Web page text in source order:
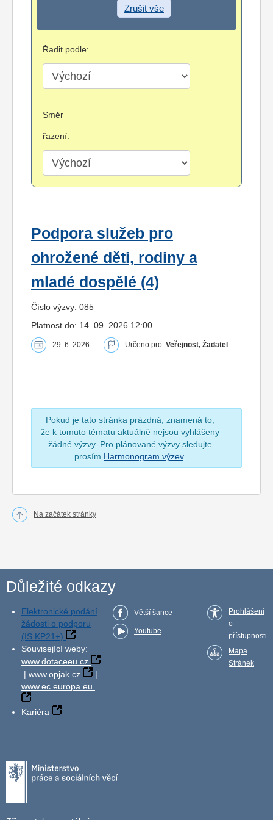
Zrušit vše
Řadit podle:
Směr
řazení:
Podpora služeb pro
ohrožené děti, rodiny a
mladé dospělé (4)
Číslo výzvy: 085
Platnost do: 14. 09. 2026 12:00
29. 6. 2026 Určeno pro: Veřejnost, Žadatel
Pokud je tato stránka prázdná, znamená to,
že k tomuto tématu aktuálně nejsou vyhlášeny
žádné výzvy. Pro plánované výzvy sledujte
prosím Harmonogram výzev.
Na začátek stránky
Důležité odkazy
Elektronické podání
žádosti o podporu
(IS KP21+)
Související weby:
www.dotaceeu.cz
| www.opjak.cz
|
www.ec.europa.eu
Kariéra
Větší šance
Youtube
Prohlášení
o
přístupnosti
Mapa
Stránek